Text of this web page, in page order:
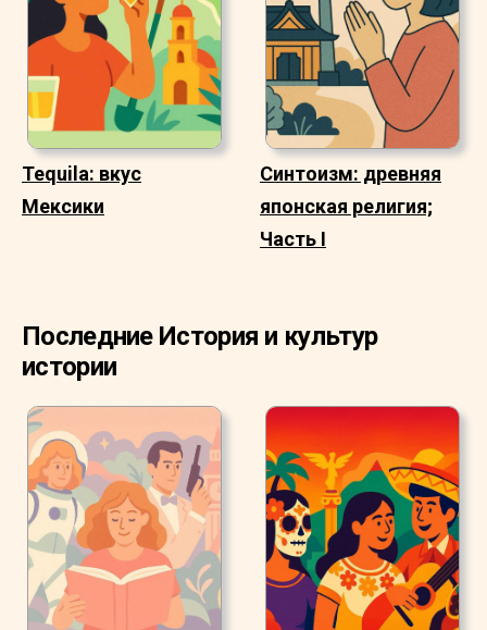
Tequila: вкус
Мексики
Синтоизм: древняя
японская религия;
Часть I
Последние История и культур
истории